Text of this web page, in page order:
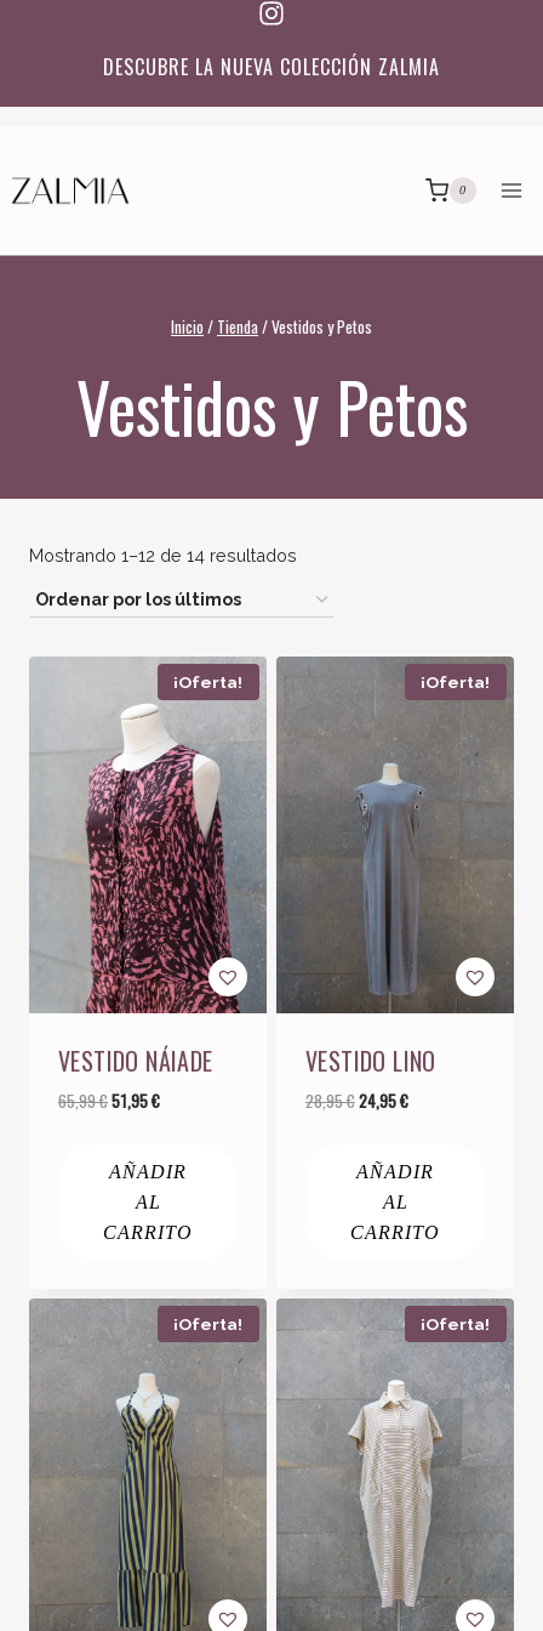
ENVÍO GRATIS PARA PEDIDOS
para envíos en
0
Inicio / Tienda /Vestidos y Petos
Vestidos y Petos
Mostrando 1–12 de 14 resultados
últimos
¡Oferta!
VESTIDO NÁIADE
65,99€El
era:
65,99 €.
51,95€El
es:
AÑADIR
AL
CARRITO
¡Oferta!
VESTIDO LINO
28,95€El
era:
28,95 €.
24,95€El
es:
AÑADIR
AL
CARRITO
¡Oferta! ¡Oferta!